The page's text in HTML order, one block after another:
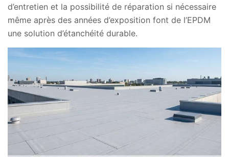
d’entretien et la possibilité de réparation si nécessaire
même après des années d’exposition font de l’EPDM
une solution d’étanchéité durable.